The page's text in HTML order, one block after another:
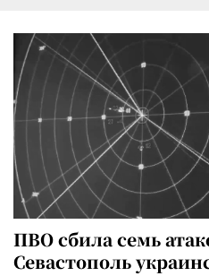
ПВО сбила семь
Севастополь